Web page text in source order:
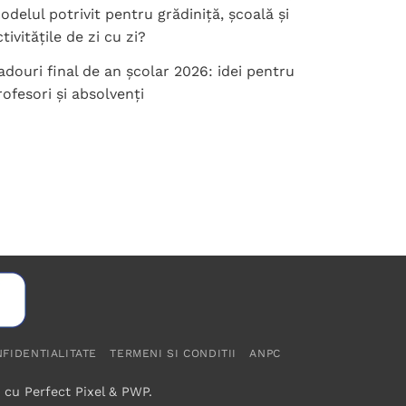
fi
alese
pagina
potrivit pentru grădiniță, școală și
de zi cu zi?
final de an școlar 2026: idei pentru
și absolvenți
TERMENI SI CONDITII
ANPC
cu Perfect Pixel& PWP.